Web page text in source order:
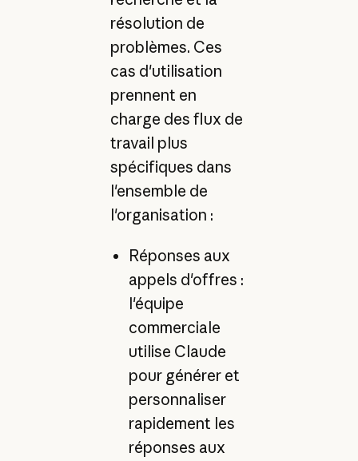
résolution de
problèmes. Ces
cas d'utilisation
prennent en
charge des flux de
travail plus
spécifiques dans
l'ensemble de
l'organisation :
Réponses aux
appels d'offres :
l'équipe
commerciale
utilise Claude
pour générer et
personnaliser
rapidement les
réponses aux